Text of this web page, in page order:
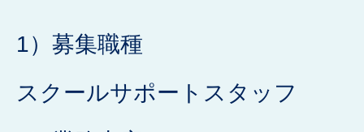
1）募集職種
スクールサポートスタッフ